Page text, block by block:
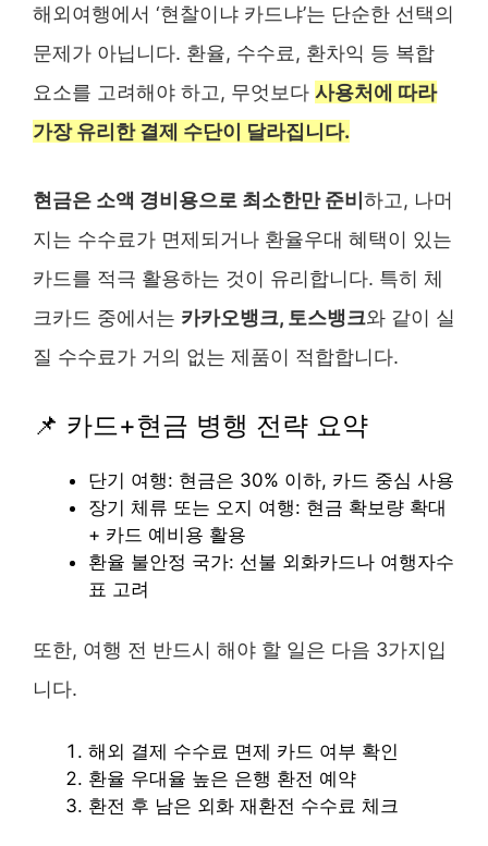
해외여행에서 ‘현찰이냐 카드냐’는 단순한 선택의
문제가 아닙니다. 환율, 수수료, 환차익 등 복합
요소를 고려해야 하고, 무엇보다 사용처에 따라
가장 유리한 결제 수단이 달라집니다.
현금은 소액 경비용으로 최소한만 준비 하고, 나머
지는 수수료가 면제되거나 환율우대 혜택이 있는
카드를 적극 활용하는 것이 유리합니다. 특히 체
크카드 중에서는 카카오뱅크, 토스뱅크와 같이 실
질 수수료가 거의 없는 제품이 적합합니다.
📌 카드+현금 병행 전략 요약
단기 여행: 현금은 30% 이하, 카드 중심 사용
장기 체류 또는 오지 여행: 현금 확보량 확대
+ 카드 예비용 활용
환율 불안정 국가: 선불 외화카드나 여행자수
표 고려
또한, 여행 전 반드시 해야 할 일은 다음 3가지입
니다.
해외 결제 수수료 면제 카드 여부 확인
환율 우대율 높은 은행 환전 예약
환전 후 남은 외화 재환전 수수료 체크